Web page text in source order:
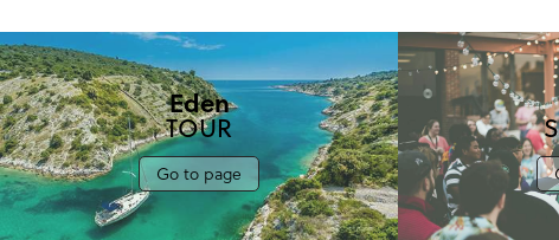
Eden
TOUR
Go to page